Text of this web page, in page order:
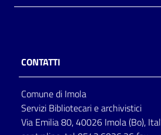
Decentrate
CONTATTI
Comune di Imola
Servizi Bibliotecari e archivistici
Via Emilia 80, 40026 Imola (Bo),